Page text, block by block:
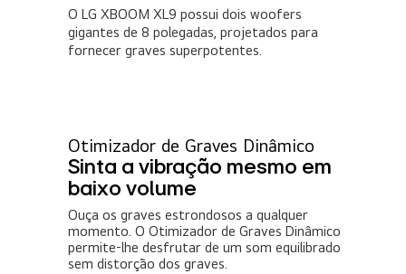
O LG XBOOM XL9 possui dois woofers
gigantes de 8 polegadas, projetados para
fornecer graves superpotentes.
Otimizador de Graves Dinâmico
Sinta a vibração mesmo em
baixo volume
Ouça os graves estrondosos a qualquer
momento. O Otimizador de Graves Dinâmico
permite-lhe desfrutar de um som equilibrado
sem distorção dos graves.